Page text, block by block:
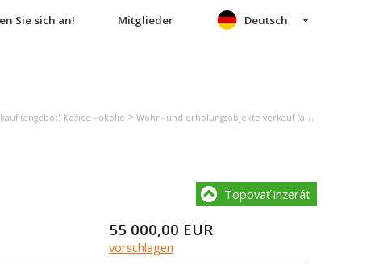
Sie sich an! Mitglieder Deutsch
(angebot) Košice - okolie > Wohn- und erholungsobjekte verkauf (angebot) Košická Belá
Topovať inzerát
55 000,00 EUR
vorschlagen